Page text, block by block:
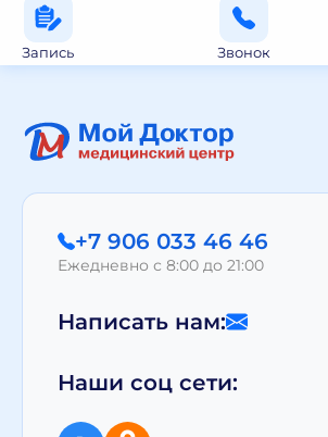
Запись Звонок
+7 906 033 46 46
Ежедневно с 8:00 до 21:00
Написать нам:
Наши соц сети: